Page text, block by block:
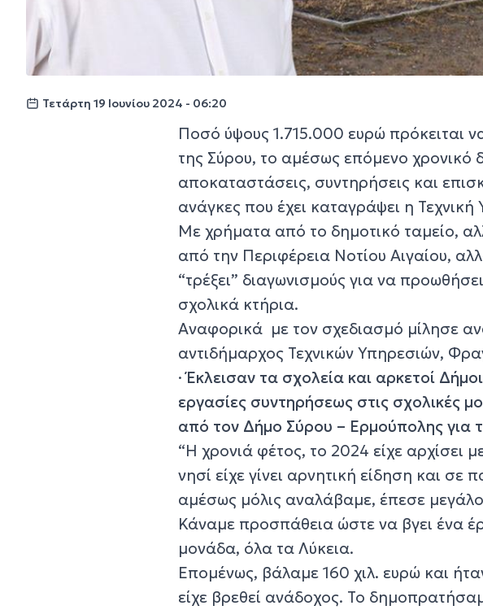
Τετάρτη 19 Ιουνίου 2024 - 06:20
Ποσό ύψους 1.715.000 ευρώ πρόκειται
της Σύρου, το αμέσως επόμενο χρονικό
αποκαταστάσεις, συντηρήσεις και
ανάγκες που έχει καταγράψει η
Με χρήματα από το δημοτικό ταμείο,
από την Περιφέρεια Νοτίου Αιγαίου,
“τρέξει” διαγωνισμούς για να
σχολικά κτήρια.
Αναφορικά με τον σχεδιασμό μίλησε
αντιδήμαρχος Τεχνικών Υπηρεσιών,
·Έκλεισαν τα σχολεία και αρκετοί
εργασίες συντηρήσεως στις σχολικές
από τον Δήμο Σύρου – Ερμούπολης για
“Η χρονιά φέτος, το 2024 είχε
νησί είχε γίνει αρνητική είδηση και
αμέσως μόλις αναλάβαμε, έπεσε
Κάναμε προσπάθεια ώστε να βγει ένα
μονάδα, όλα τα Λύκεια.
Επομένως, βάλαμε 160 χιλ. ευρώ και
είχε βρεθεί ανάδοχος. Το